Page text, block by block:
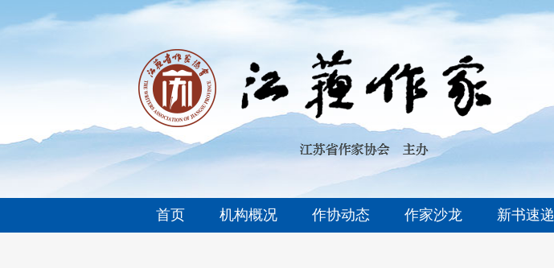
首页 机构概况 作协动态 作家沙龙 新书速递